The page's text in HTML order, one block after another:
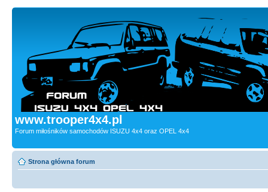
www.trooper4x4.pl
Forum miłośników samochodów ISUZU 4x4 oraz OPEL 4x4
Strona główna forum